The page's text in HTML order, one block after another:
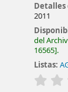
Detalles
2011
del
16565 .
Listas:
valoración